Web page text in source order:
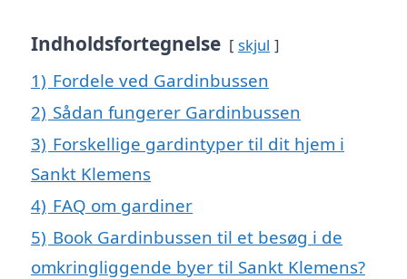
Indholdsfortegnelse skjul
1) Fordele ved Gardinbussen
2) Sådan fungerer Gardinbussen
3) Forskellige gardintyper til dit hjem i
Sankt Klemens
4) FAQ om gardiner
5) Book Gardinbussen til et besøg i de
omkringliggende byer til Sankt Klemens?